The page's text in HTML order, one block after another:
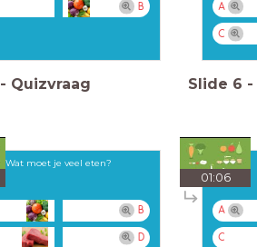
B
- Quizvraag
A
C
Slide 6 -
Wat moet je veel eten?
B
D
01:06
A
C